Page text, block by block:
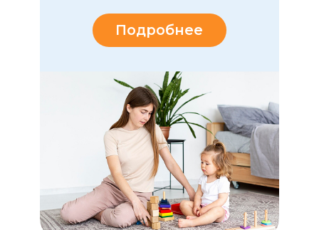
Мы прекрасно знаем задачи современных
родителей - везде все успеть и дать своим
детям самое лучшее! Именно поэтому мы
создали профессиональный сервис, который
базируется
на 3х главных принципах
ПОЧЕМУ РОДИТЕЛИ
ВЫБИРАЮТ
СЕРВИС МУЛЬТИНЯНЯ